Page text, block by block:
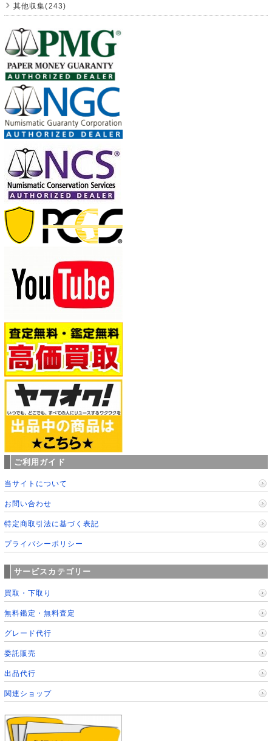
其他収集(243)
ご利用ガイド
当サイトについて
お問い合わせ
特定商取引法に基づく表記
プライバシーポリシー
サービスカテゴリー
買取・下取り
無料鑑定・無料査定
グレード代行
委託販売
出品代行
関連ショップ